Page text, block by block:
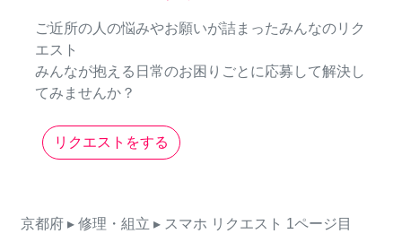
ご近所の人の悩みやお願いが詰まったみんなのリク
エスト
みんなが抱える日常のお困りごとに応募して解決し
てみませんか？
リクエストをする
京都府 ▸ 修理・組立 ▸ スマホ リクエスト 1ページ目